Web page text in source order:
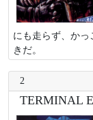
にも走らず、か
きだ。
2
TERMINAL